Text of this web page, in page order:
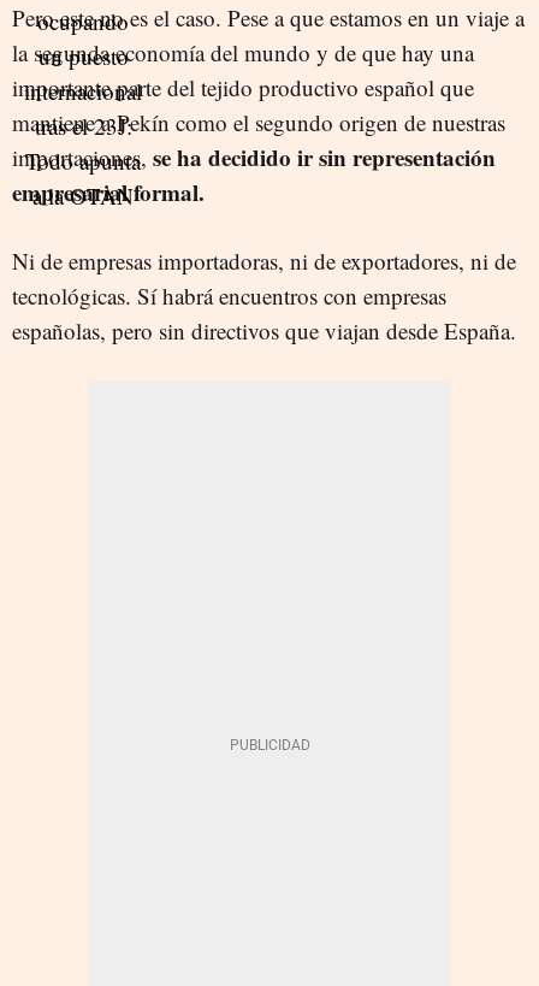
Pero este no es el caso. Pese a que estamos en un viaje a
la segunda economía del mundo y de que hay una
importante parte del tejido productivo español que
mantiene a Pekín como el segundo origen de nuestras
importaciones, se ha decidido ir sin representación
empresarial formal.
Ni de empresas importadoras, ni de exportadores, ni de
tecnológicas. Sí habrá encuentros con empresas
españolas, pero sin directivos que viajan desde España.